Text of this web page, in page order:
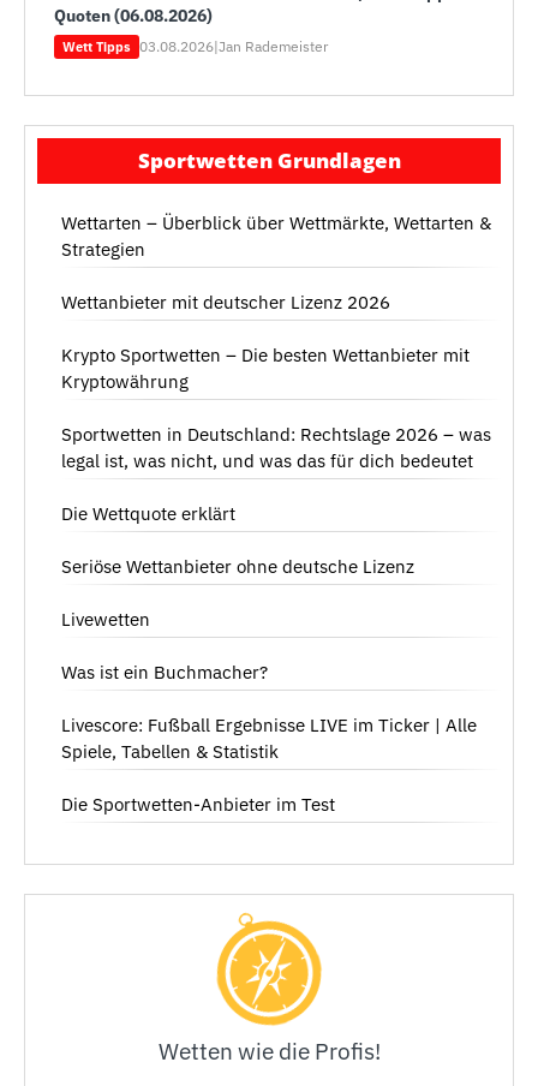
Quoten (06.08.2026)
Wett Tipps 03.08.2026|Jan Rademeister
Sportwetten Grundlagen
Wettarten – Überblick über Wettmärkte, Wettarten &
Strategien
Wettanbieter mit deutscher Lizenz 2026
Krypto Sportwetten – Die besten Wettanbieter mit
Kryptowährung
Sportwetten in Deutschland: Rechtslage 2026 – was
legal ist, was nicht, und was das für dich bedeutet
Die Wettquote erklärt
Seriöse Wettanbieter ohne deutsche Lizenz
Livewetten
Was ist ein Buchmacher?
Livescore: Fußball Ergebnisse LIVE im Ticker | Alle
Spiele, Tabellen & Statistik
Die Sportwetten-Anbieter im Test
Wetten wie die Profis!